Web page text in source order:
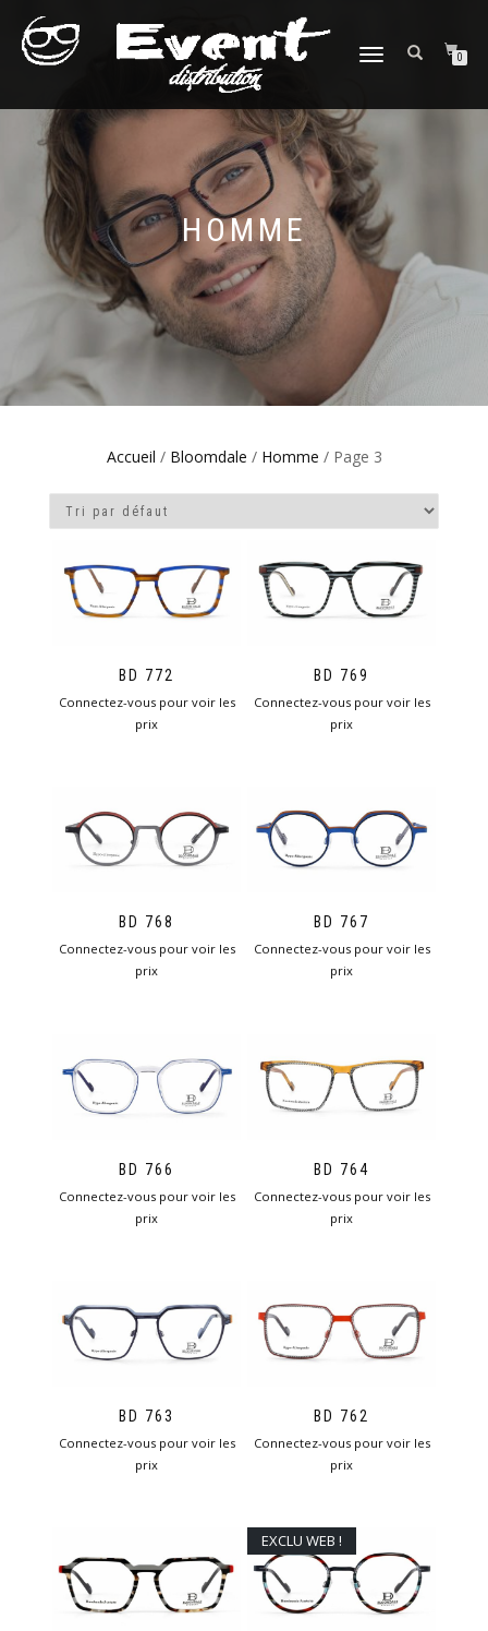
DÉPLIER
0
HOMME
Accueil / Bloomdale / Homme / Page 3
BD 772
Connectez-vous pour voir les
prix
BD 769
Connectez-vous pour voir les
prix
BD 768
Connectez-vous pour voir les
prix
BD 767
Connectez-vous pour voir les
prix
BD 766
Connectez-vous pour voir les
prix
BD 764
Connectez-vous pour voir les
prix
BD 763
Connectez-vous pour voir les
prix
BD 762
Connectez-vous pour voir les
prix
EXCLU WEB !